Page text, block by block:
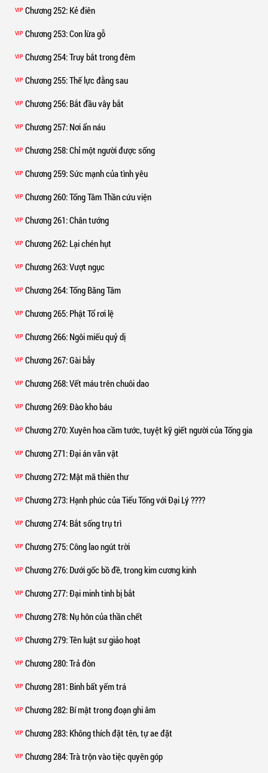
VIP Chương 252: Kẻ điên
VIP Chương 253: Con lừa gỗ
VIP Chương 254: Truy bắt trong đêm
VIP Chương 255: Thế lực đằng sau
VIP Chương 256: Bắt đầu vây bắt
VIP Chương 257: Nơi ẩn náu
VIP Chương 258: Chỉ một người được sống
VIP Chương 259: Sức mạnh của tình yêu
VIP Chương 260: Tống Tâm Thần cứu viện
VIP Chương 261: Chân tướng
VIP Chương 262: Lại chén hụt
VIP Chương 263: Vượt ngục
VIP Chương 264: Tống Băng Tâm
VIP Chương 265: Phật Tổ rơi lệ
VIP Chương 266: Ngôi miếu quỷ dị
VIP Chương 267: Gài bẫy
VIP Chương 268: Vết máu trên chuôi dao
VIP Chương 269: Đào kho báu
VIP Chương 270: Xuyên hoa cầm tước, tuyệt kỹ giết người của Tống gia
VIP Chương 271: Đại án văn vật
VIP Chương 272: Mật mã thiên thư
VIP Chương 273: Hạnh phúc của Tiểu Tống với Đại Lý ????
VIP Chương 274: Bắt sống trụ trì
VIP Chương 275: Công lao ngút trời
VIP Chương 276: Dưới gốc bồ đề, trong kim cương kinh
VIP Chương 277: Đại minh tinh bị bắt
VIP Chương 278: Nụ hôn của thần chết
VIP Chương 279: Tên luật sư giảo hoạt
VIP Chương 280: Trả đòn
VIP Chương 281: Binh bất yếm trá
VIP Chương 282: Bí mật trong đoạn ghi âm
VIP Chương 283: Không thích đặt tên, tự ae đặt
VIP Chương 284: Trà trộn vào tiệc quyên góp